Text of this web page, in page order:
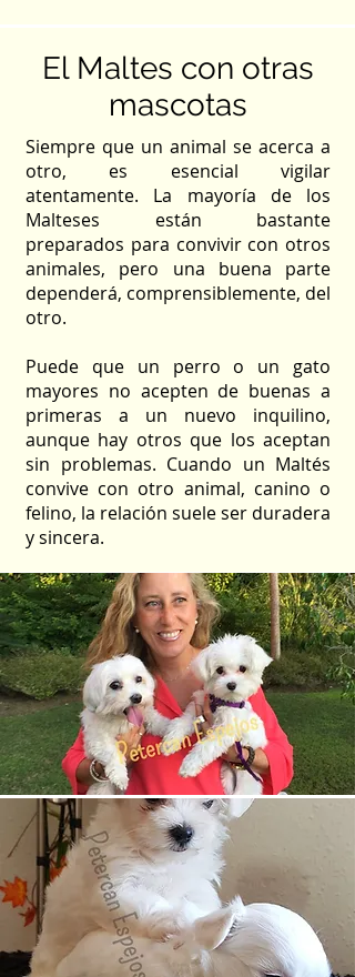
El Maltes con otras
mascotas
Siempre que un animal se acerca a
otro, es esencial vigilar
atentamente. La mayoría de los
Malteses están bastante
preparados para convivir con otros
animales, pero una buena parte
dependerá, comprensiblemente, del
otro.
Puede que un perro o un gato
mayores no acepten de buenas a
primeras a un nuevo inquilino,
aunque hay otros que los aceptan
sin problemas. Cuando un Maltés
convive con otro animal, canino o
felino, la relación suele ser duradera
y sincera.